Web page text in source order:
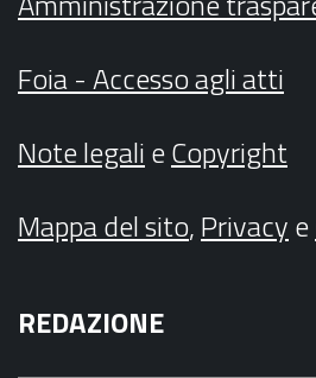
Foia - Accesso agli atti
Note legalieCopyright
Mappa del sito,Privacye
REDAZIONE